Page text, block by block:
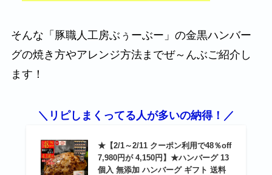
そんな「豚職人工房ぶぅーぶー」の金黒ハンバー
グの焼き方やアレンジ方法までぜ～んぶご紹介し
ます！
＼リピしまくってる人が多いの納得！／
★【2/1～2/11 クーポン利用で48％off
7,980円が 4,150円】★ハンバーグ 13
個入 無添加 ハンバーグ ギフト 送料